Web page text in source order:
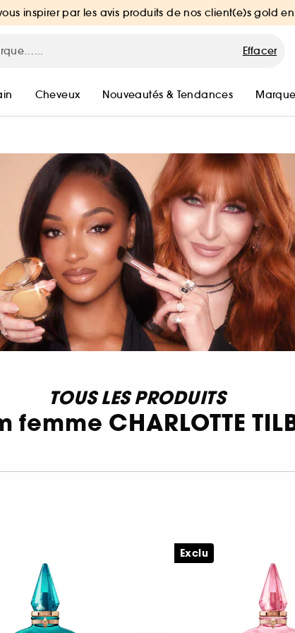
inspirer par les avis produits de nos client(e)s gold
Effacer
Cheveux Nouveautés & Tendances
TOUS LES PRODUITS
femme CHARLOTTE
Exclu